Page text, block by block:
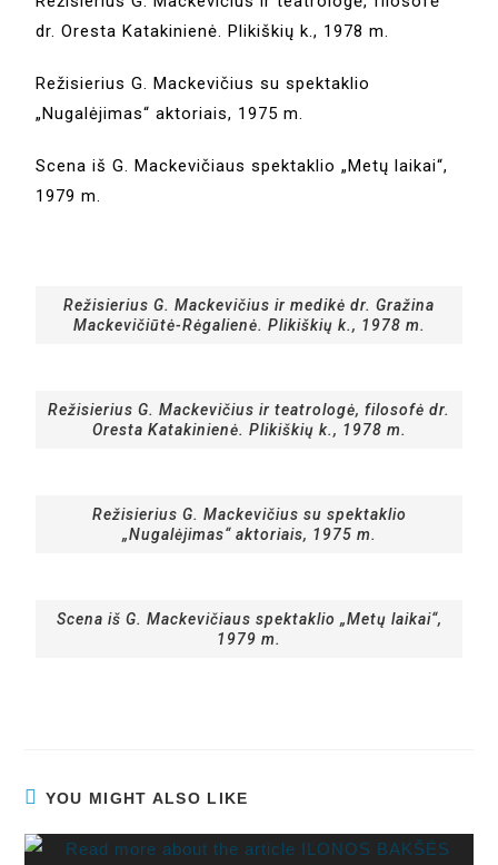
dr. Oresta Katakinienė. Plikiškių k., 1978 m.
Režisierius G. Mackevičius su spektaklio
„Nugalėjimas“ aktoriais, 1975 m.
Scena iš G. Mackevičiaus spektaklio „Metų laikai“,
1979 m.
Režisierius G. Mackevičius ir medikė dr. Gražina
Mackevičiūtė-Rėgalienė. Plikiškių k., 1978 m.
Režisierius G. Mackevičius ir teatrologė, filosofė dr.
Oresta Katakinienė. Plikiškių k., 1978 m.
Režisierius G. Mackevičius su spektaklio
„Nugalėjimas“ aktoriais, 1975 m.
Scena iš G. Mackevičiaus spektaklio „Metų laikai“,
1979 m.
YOU MIGHT ALSO LIKE